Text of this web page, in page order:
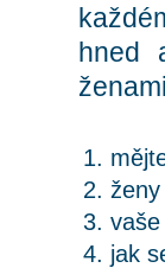
hned
jak